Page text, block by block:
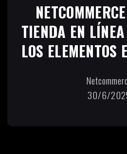
TIENDA EN
LOS ELEMENTOS
30/6/